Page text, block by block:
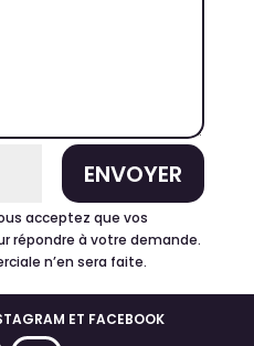
ENVOYER
acceptez que vos
répondre à votre demande.
n’en sera faite.
ET FACEBOOK